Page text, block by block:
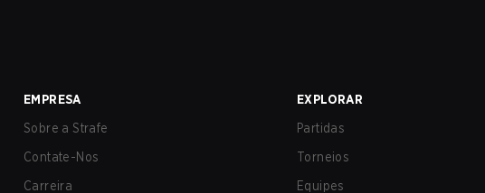
EMPRESA
Sobre a Strafe
Contate-Nos
Carreira
EXPLORAR
Partidas
Torneios
Equipes